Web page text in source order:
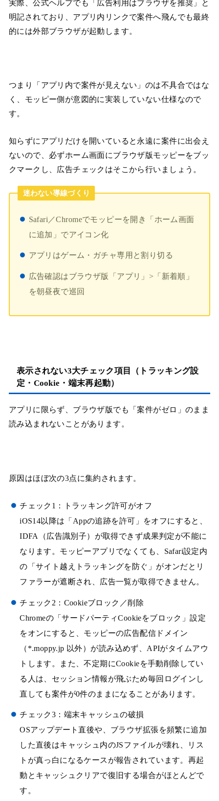
実際、公式ヘルプでも「広告利用はブラウザを推奨」と
明記されており、アプリ内リンクで案件へ飛んでも最終
的には外部ブラウザが起動します。
つまり「アプリ内で案件が見えない」のは不具合ではな
く、モッピー側が意図的に実装していない仕様なので
す。
知らずにアプリだけを開いていると永遠に案件に出会え
ないので、必ずホーム画面にブラウザ版モッピーをブッ
クマークし、広告チェックはそこから行いましょう。
迷わない導線づくり
Safari／Chromeでモッピーを開き「ホーム画面
に追加」でアイコン化
アプリはゲーム・ガチャ専用と割り切る
広告確認はブラウザ版「アプリ」>「新着順」
を朝昼夜で巡回
表示されない3大チェック項目（トラッキング設
定・Cookie・端末再起動）
アプリに限らず、ブラウザ版でも「案件がゼロ」のまま
読み込まれないことがあります。
原因はほぼ次の3点に集約されます。
チェック1：トラッキング許可がオフ
iOS14以降は「Appの追跡を許可」をオフにすると、
IDFA（広告識別子）が取得できず成果判定が不能に
なります。モッピーアプリでなくても、Safari設定内
の「サイト越えトラッキングを防ぐ」がオンだとリ
ファラーが遮断され、広告一覧が取得できません。
チェック2：Cookieブロック／削除
Chromeの「サードパーティCookieをブロック」設定
をオンにすると、モッピーの広告配信ドメイン
（*.moppy.jp 以外）が読み込めず、APIがタイムアウ
トします。また、不定期にCookieを手動削除してい
る人は、セッション情報が飛ぶため毎回ログインし
直しても案件が0件のままになることがあります。
チェック3：端末キャッシュの破損
OSアップデート直後や、ブラウザ拡張を頻繁に追加
した直後はキャッシュ内のJSファイルが壊れ、リス
トが真っ白になるケースが報告されています。再起
動とキャッシュクリアで復旧する場合がほとんどで
す。